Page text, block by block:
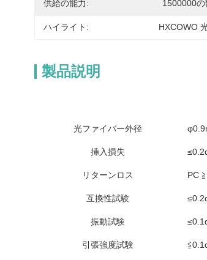
供給の能力: 1500000の
ハイライト: HXCOWO
製品説明
光ファイバー外径
挿入損失
リターンロス PC
互換性試験
振動試験
引張強度試験